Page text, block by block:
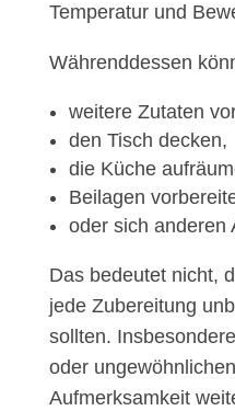
Temperatur und
Währenddessen
weitere Zutaten
den Tisch decken,
die Küche
Beilagen
oder sich anderen
Das bedeutet nicht,
jede Zubereitung
sollten.
oder
Aufmerksamkeit